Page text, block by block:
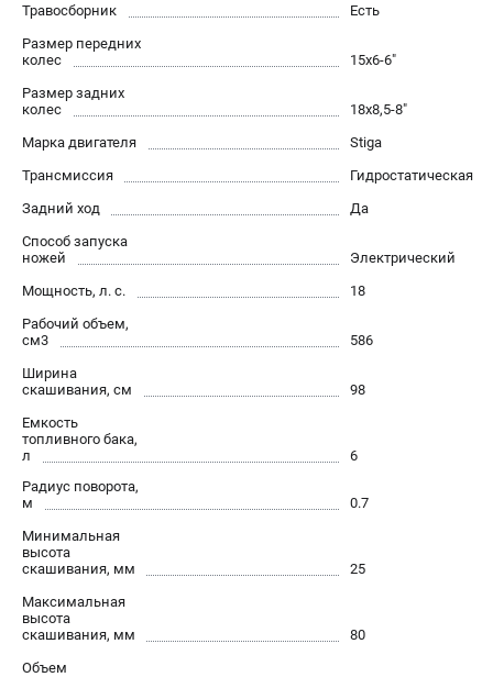
ПОПУЛЯРНЫЕ КАТЕГОРИИ
Бензиновые газонокосилки
Бензиновые триммеры
Триммеры электрические
Аккумуляторные воздуходувки
Аккумуляторы и зарядные устройства
+7 (812) 336-63-08
Информация размещённая на сайте не является публичной
проспект Александровской Фермы, 29АЛ
Травосборник
Есть
Размер передних
колес
15x6-6"
Размер задних
колес
18x8,5-8"
Марка двигателя
Stiga
Трансмиссия
Гидростатическая
Задний ход
Да
Способ запуска
ножей
Электрический
Мощность, л. с.
18
Рабочий объем,
см3
586
Ширина
скашивания, см
98
Емкость
топливного бака,
л
6
Радиус поворота,
м
0.7
Минимальная
высота
скашивания, мм
25
Максимальная
высота
скашивания, мм
80
Объем